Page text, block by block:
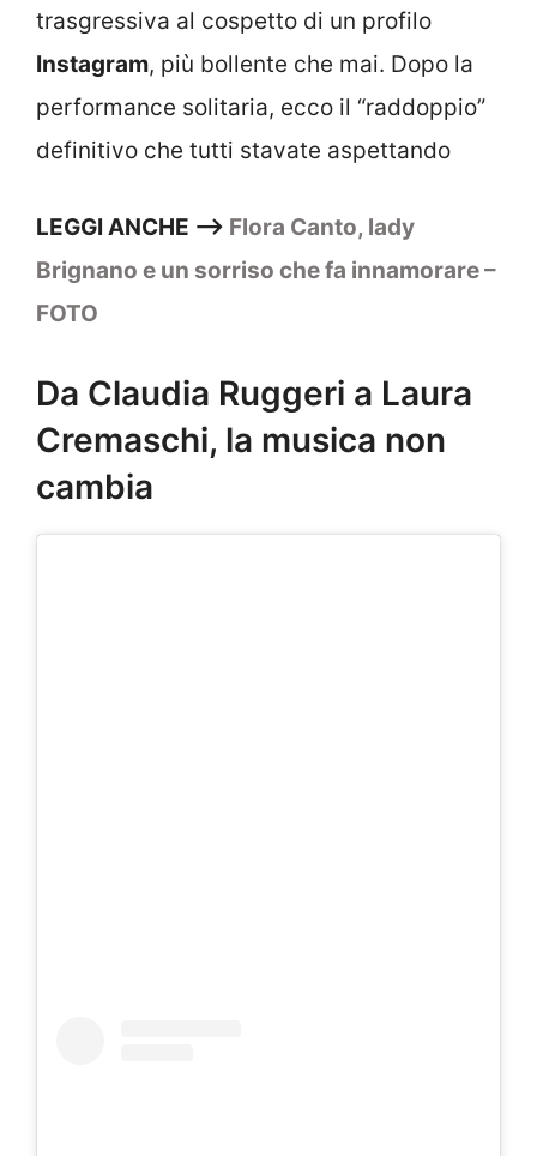
trasgressiva al cospetto di un profilo
Instagram, più bollente che mai. Dopo la
performance solitaria, ecco il “raddoppio”
definitivo che tutti stavate aspettando
LEGGI ANCHE —–> Flora Canto, lady
Brignano e un sorriso che fa innamorare –
FOTO
Da Claudia Ruggeri a Laura
Cremaschi, la musica non
cambia